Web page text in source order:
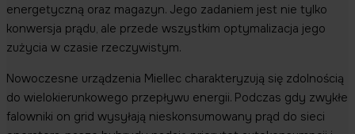
energetyczną oraz magazyn. Jego zadaniem jest nie tylko
konwersja prądu, ale przede wszystkim optymalizacja jego
zużycia w czasie rzeczywistym.
Nowoczesne urządzenia Miellec charakteryzują się zdolnością
do wielokierunkowego przepływu energii. Podczas gdy zwykłe
falowniki on grid wysyłają nieskonsumowany prąd do sieci